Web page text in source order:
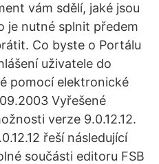
vám sdělí, jaké jsou
je nutné splnit předem
Co byste o Portálu
uživatele do
pomocí elektronické
Vyřešené
verze 9.0.12.12.
řeší následující
součásti editoru FSB